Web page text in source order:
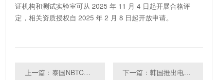
证机构和测试实验室可从 2025 年 11 月 4 日起开展合格评
定，相关资质授权自 2025 年 2 月 8 日起开放申请。
上一篇：泰国NBTC公布新的型式认证申请表 下一篇：韩国推出电器安全标准修订草案